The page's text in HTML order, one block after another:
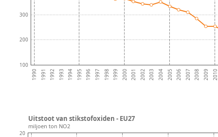
1990 1991 1992 1993 1994 1995 1996 1997 1998 1999 2000 2001 2002 2003 2004 2005 2006 2007 2008 2009 2010
100
200
300
20
Uitstoot van stikstofoxiden - EU27
miljoen ton NO2